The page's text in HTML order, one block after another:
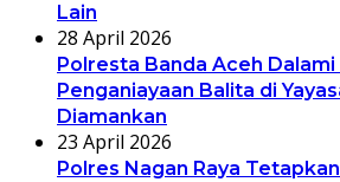
Lain
28 April 2026
Polresta Banda Aceh Dalami
Penganiayaan Balita di
Diamankan
23 April 2026
Polres Nagan Raya